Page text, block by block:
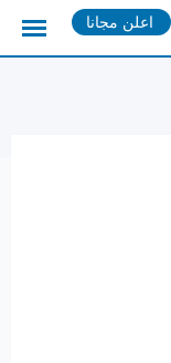
اعلن مجانا